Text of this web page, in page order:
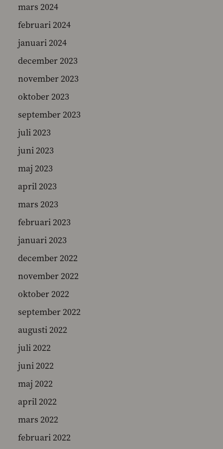
mars 2024
februari 2024
januari 2024
december 2023
november 2023
oktober 2023
september 2023
juli 2023
juni 2023
maj 2023
april 2023
mars 2023
februari 2023
januari 2023
december 2022
november 2022
oktober 2022
september 2022
augusti 2022
juli 2022
juni 2022
maj 2022
april 2022
mars 2022
februari 2022